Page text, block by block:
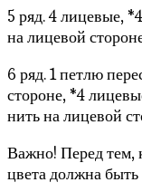
5 ряд. 4 лицевые,
на лицевой
6 ряд. 1 петлю
стороне, *4
нить на лицевой
Важно! Перед тем,
цвета должна быть